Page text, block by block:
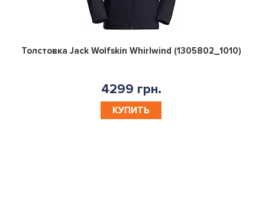
0
Толстовка Jack Wolfskin Whirlwind (1305802_1010)
4299 грн.
КУПИТЬ